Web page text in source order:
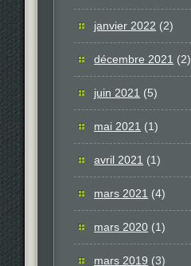
janvier 2022 (2)
décembre 2021 (2)
juin 2021 (5)
mai 2021 (1)
avril 2021 (1)
mars 2021 (4)
mars 2020 (1)
mars 2019 (3)